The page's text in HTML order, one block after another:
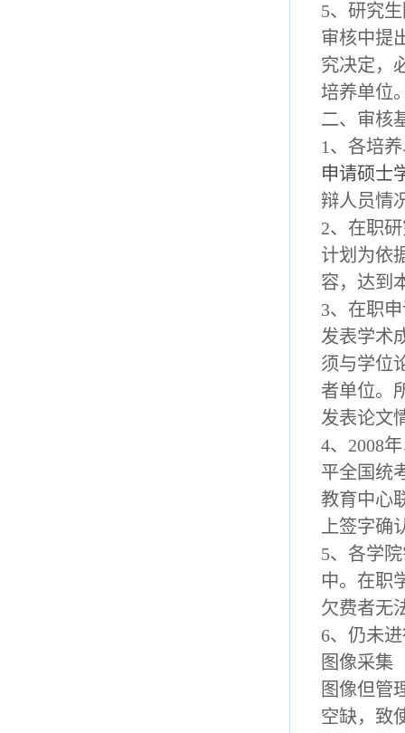
5、研究
审核中提
究决定，
培养单位
二、审核
1、各培
申请硕士
辩人员情
2、在职
计划为依
容，达到
3、在职
发表学术
须与学位
者单位。
发表论文
4、2008
平全国统
教育中心
上签字确
5、各学
中。在职
欠费者无
6、仍未
图像采集
图像但管
空缺，致